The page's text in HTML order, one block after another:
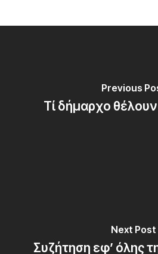
Previous
Τί δήμαρχο θέλουν
Next Post
Συζήτηση εφ’ όλης